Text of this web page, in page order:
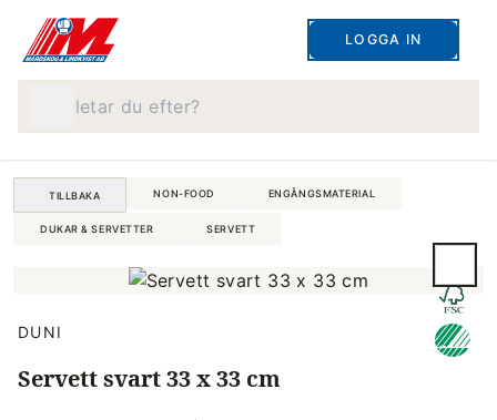
LOGGA IN
TILLBAKA NON-FOOD ENGÅNGSMATERIAL
DUKAR & SERVETTER SERVETT
DUNI
Servett svart 33 x 33 cm